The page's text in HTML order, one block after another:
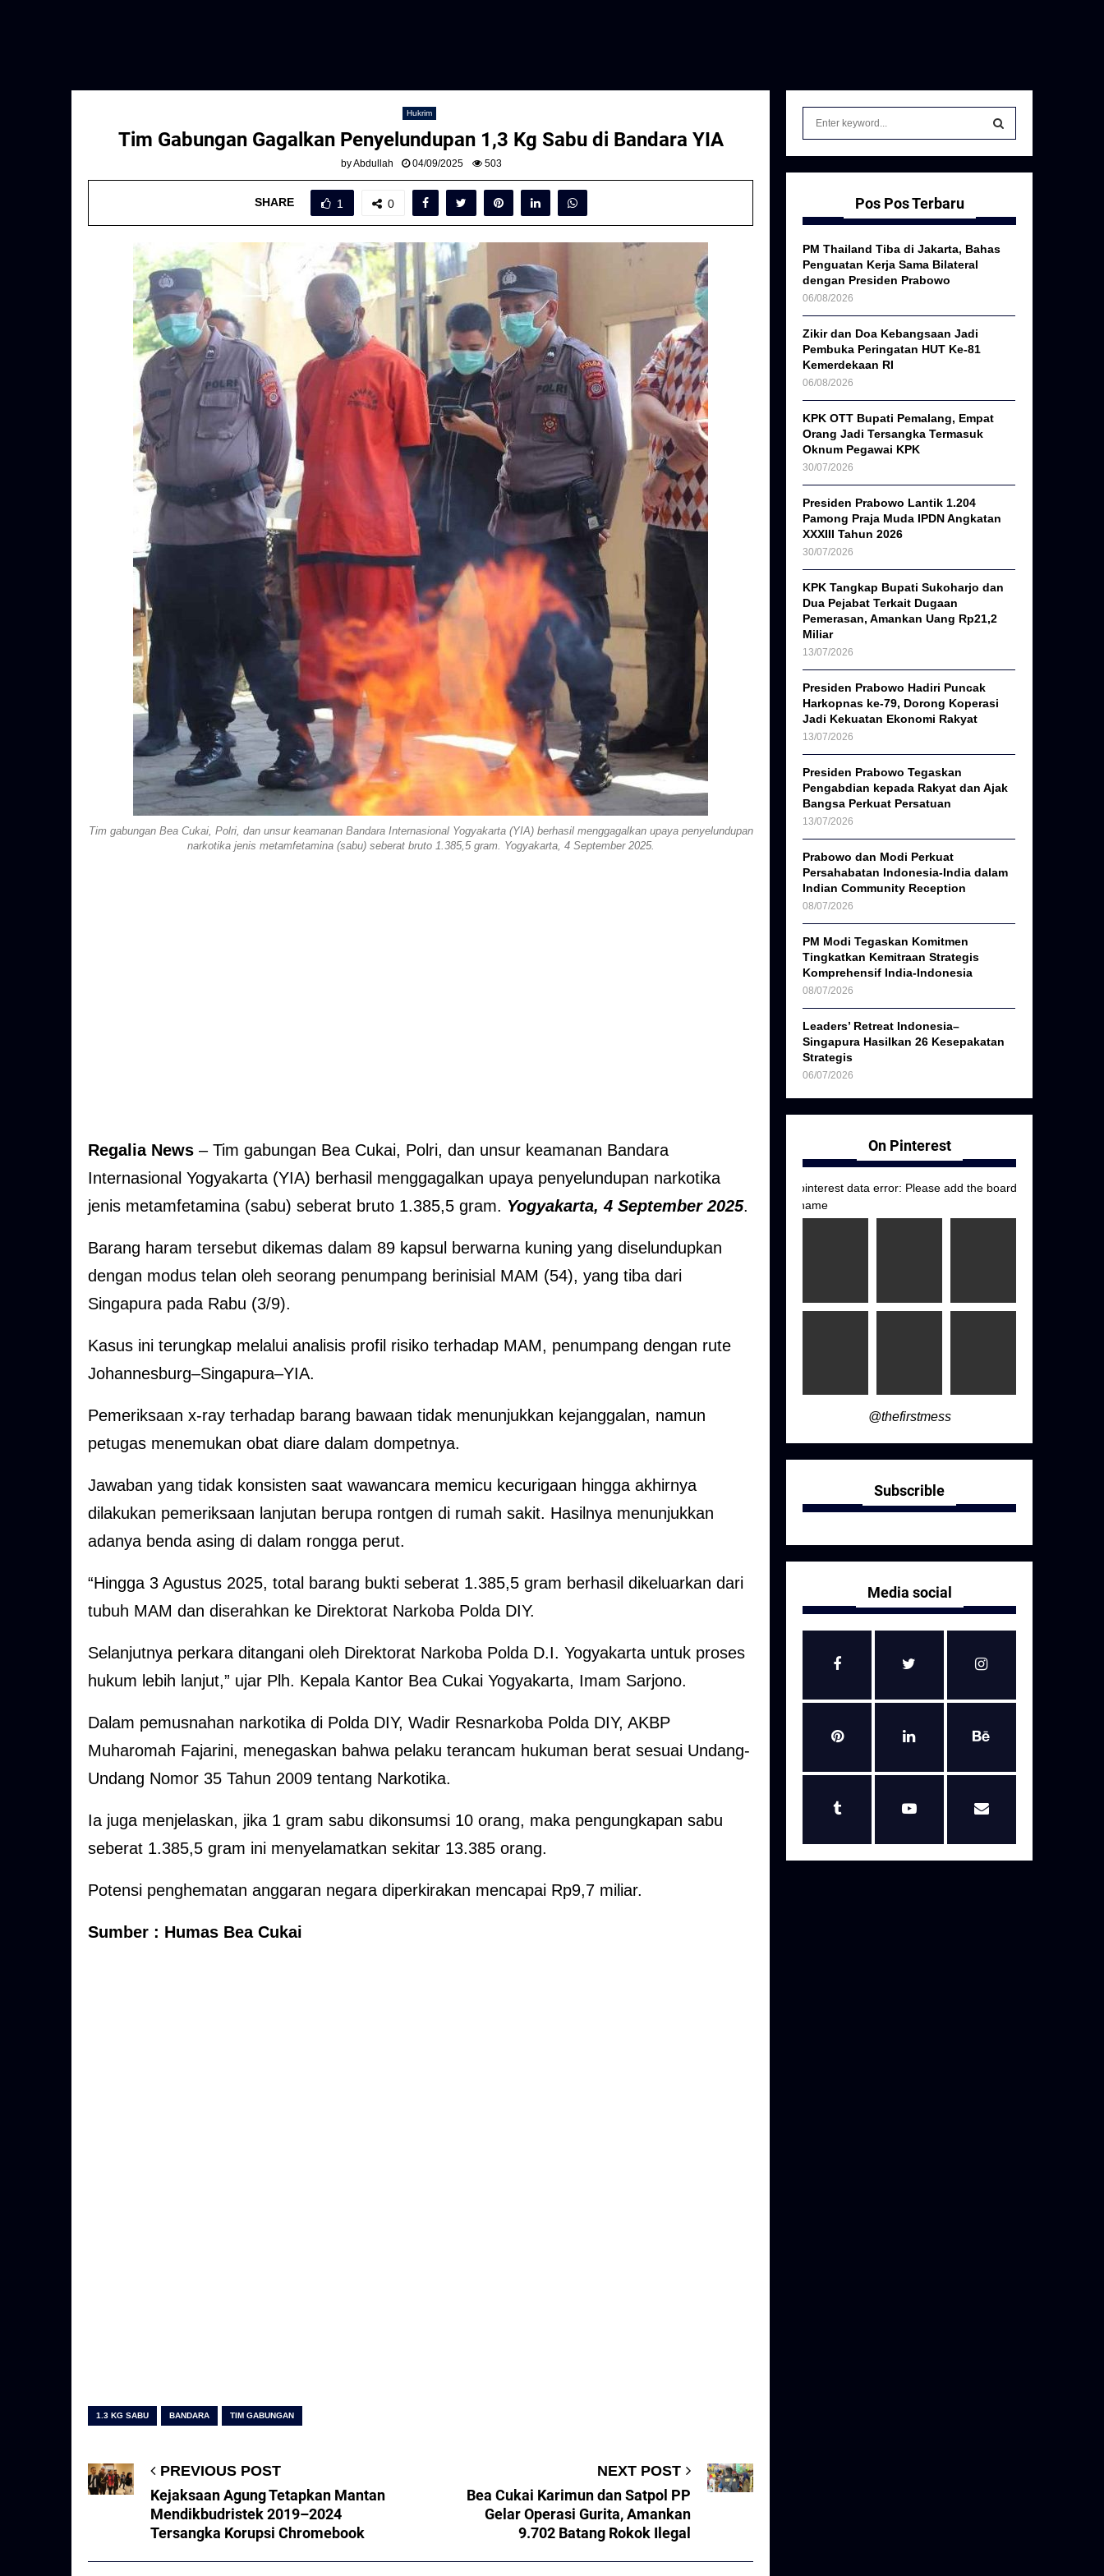
Hukrim
Tim Gabungan Gagalkan Penyelundupan 1,3 Kg Sabu di Bandara YIA
byAbdullah 04/09/2025 503
SHARE 1 0
Tim gabungan Bea Cukai, Polri, dan unsur keamanan Bandara Internasional Yogyakarta (YIA) berhasil menggagalkan upaya penyelundupan
narkotika jenis metamfetamina (sabu) seberat bruto 1.385,5 gram. Yogyakarta, 4 September 2025.
Regalia News – Tim gabungan Bea Cukai, Polri, dan unsur keamanan Bandara
Internasional Yogyakarta (YIA) berhasil menggagalkan upaya penyelundupan narkotika
jenis metamfetamina (sabu) seberat bruto 1.385,5 gram. Yogyakarta, 4 September 2025.
Barang haram tersebut dikemas dalam 89 kapsul berwarna kuning yang diselundupkan
dengan modus telan oleh seorang penumpang berinisial MAM (54), yang tiba dari
Singapura pada Rabu (3/9).
Kasus ini terungkap melalui analisis profil risiko terhadap MAM, penumpang dengan rute
Johannesburg–Singapura–YIA.
Pemeriksaan x-ray terhadap barang bawaan tidak menunjukkan kejanggalan, namun
petugas menemukan obat diare dalam dompetnya.
Jawaban yang tidak konsisten saat wawancara memicu kecurigaan hingga akhirnya
dilakukan pemeriksaan lanjutan berupa rontgen di rumah sakit. Hasilnya menunjukkan
adanya benda asing di dalam rongga perut.
“Hingga 3 Agustus 2025, total barang bukti seberat 1.385,5 gram berhasil dikeluarkan dari
tubuh MAM dan diserahkan ke Direktorat Narkoba Polda DIY.
Selanjutnya perkara ditangani oleh Direktorat Narkoba Polda D.I. Yogyakarta untuk proses
hukum lebih lanjut,” ujar Plh. Kepala Kantor Bea Cukai Yogyakarta, Imam Sarjono.
Dalam pemusnahan narkotika di Polda DIY, Wadir Resnarkoba Polda DIY, AKBP
Muharomah Fajarini, menegaskan bahwa pelaku terancam hukuman berat sesuai Undang-
Undang Nomor 35 Tahun 2009 tentang Narkotika.
Ia juga menjelaskan, jika 1 gram sabu dikonsumsi 10 orang, maka pengungkapan sabu
seberat 1.385,5 gram ini menyelamatkan sekitar 13.385 orang.
Potensi penghematan anggaran negara diperkirakan mencapai Rp9,7 miliar.
Sumber : Humas Bea Cukai
1.3 KG SABU BANDARA TIM GABUNGAN
PREVIOUS POST
Kejaksaan Agung Tetapkan Mantan
Mendikbudristek 2019–2024
Tersangka Korupsi Chromebook
NEXT POST
Bea Cukai Karimun dan Satpol PP
Gelar Operasi Gurita, Amankan
9.702 Batang Rokok Ilegal
f
r
:
S
A
R
H
Pos Pos Terbaru
PM Thailand Tiba di Jakarta, Bahas
Penguatan Kerja Sama Bilateral
dengan Presiden Prabowo
06/08/2026
Zikir dan Doa Kebangsaan Jadi
Pembuka Peringatan HUT Ke-81
Kemerdekaan RI
06/08/2026
KPK OTT Bupati Pemalang, Empat
Orang Jadi Tersangka Termasuk
Oknum Pegawai KPK
30/07/2026
Presiden Prabowo Lantik 1.204
Pamong Praja Muda IPDN Angkatan
XXXIII Tahun 2026
30/07/2026
KPK Tangkap Bupati Sukoharjo dan
Dua Pejabat Terkait Dugaan
Pemerasan, Amankan Uang Rp21,2
Miliar
13/07/2026
Presiden Prabowo Hadiri Puncak
Harkopnas ke-79, Dorong Koperasi
Jadi Kekuatan Ekonomi Rakyat
13/07/2026
Presiden Prabowo Tegaskan
Pengabdian kepada Rakyat dan Ajak
Bangsa Perkuat Persatuan
13/07/2026
Prabowo dan Modi Perkuat
Persahabatan Indonesia-India dalam
Indian Community Reception
08/07/2026
PM Modi Tegaskan Komitmen
Tingkatkan Kemitraan Strategis
Komprehensif India-Indonesia
08/07/2026
Leaders’ Retreat Indonesia–
Singapura Hasilkan 26 Kesepakatan
Strategis
06/07/2026
On Pinterest
pinterest data error: Please add the board
name
@thefirstmess
Subscrible
Media social